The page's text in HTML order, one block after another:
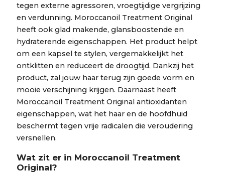
tegen externe agressoren, vroegtijdige vergrijzing
en verdunning. Moroccanoil Treatment Original
heeft ook glad makende, glansboostende en
hydraterende eigenschappen. Het product helpt
om een kapsel te stylen, vergemakkelijkt het
ontklitten en reduceert de droogtijd. Dankzij het
product, zal jouw haar terug zijn goede vorm en
mooie verschijning krijgen. Daarnaast heeft
Moroccanoil Treatment Original antioxidanten
eigenschappen, wat het haar en de hoofdhuid
beschermt tegen vrije radicalen die veroudering
versnellen.
Wat zit er in Moroccanoil Treatment
Original?